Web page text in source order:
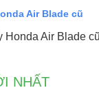
Air Blade cũ
Honda Air Blade
NHẤT